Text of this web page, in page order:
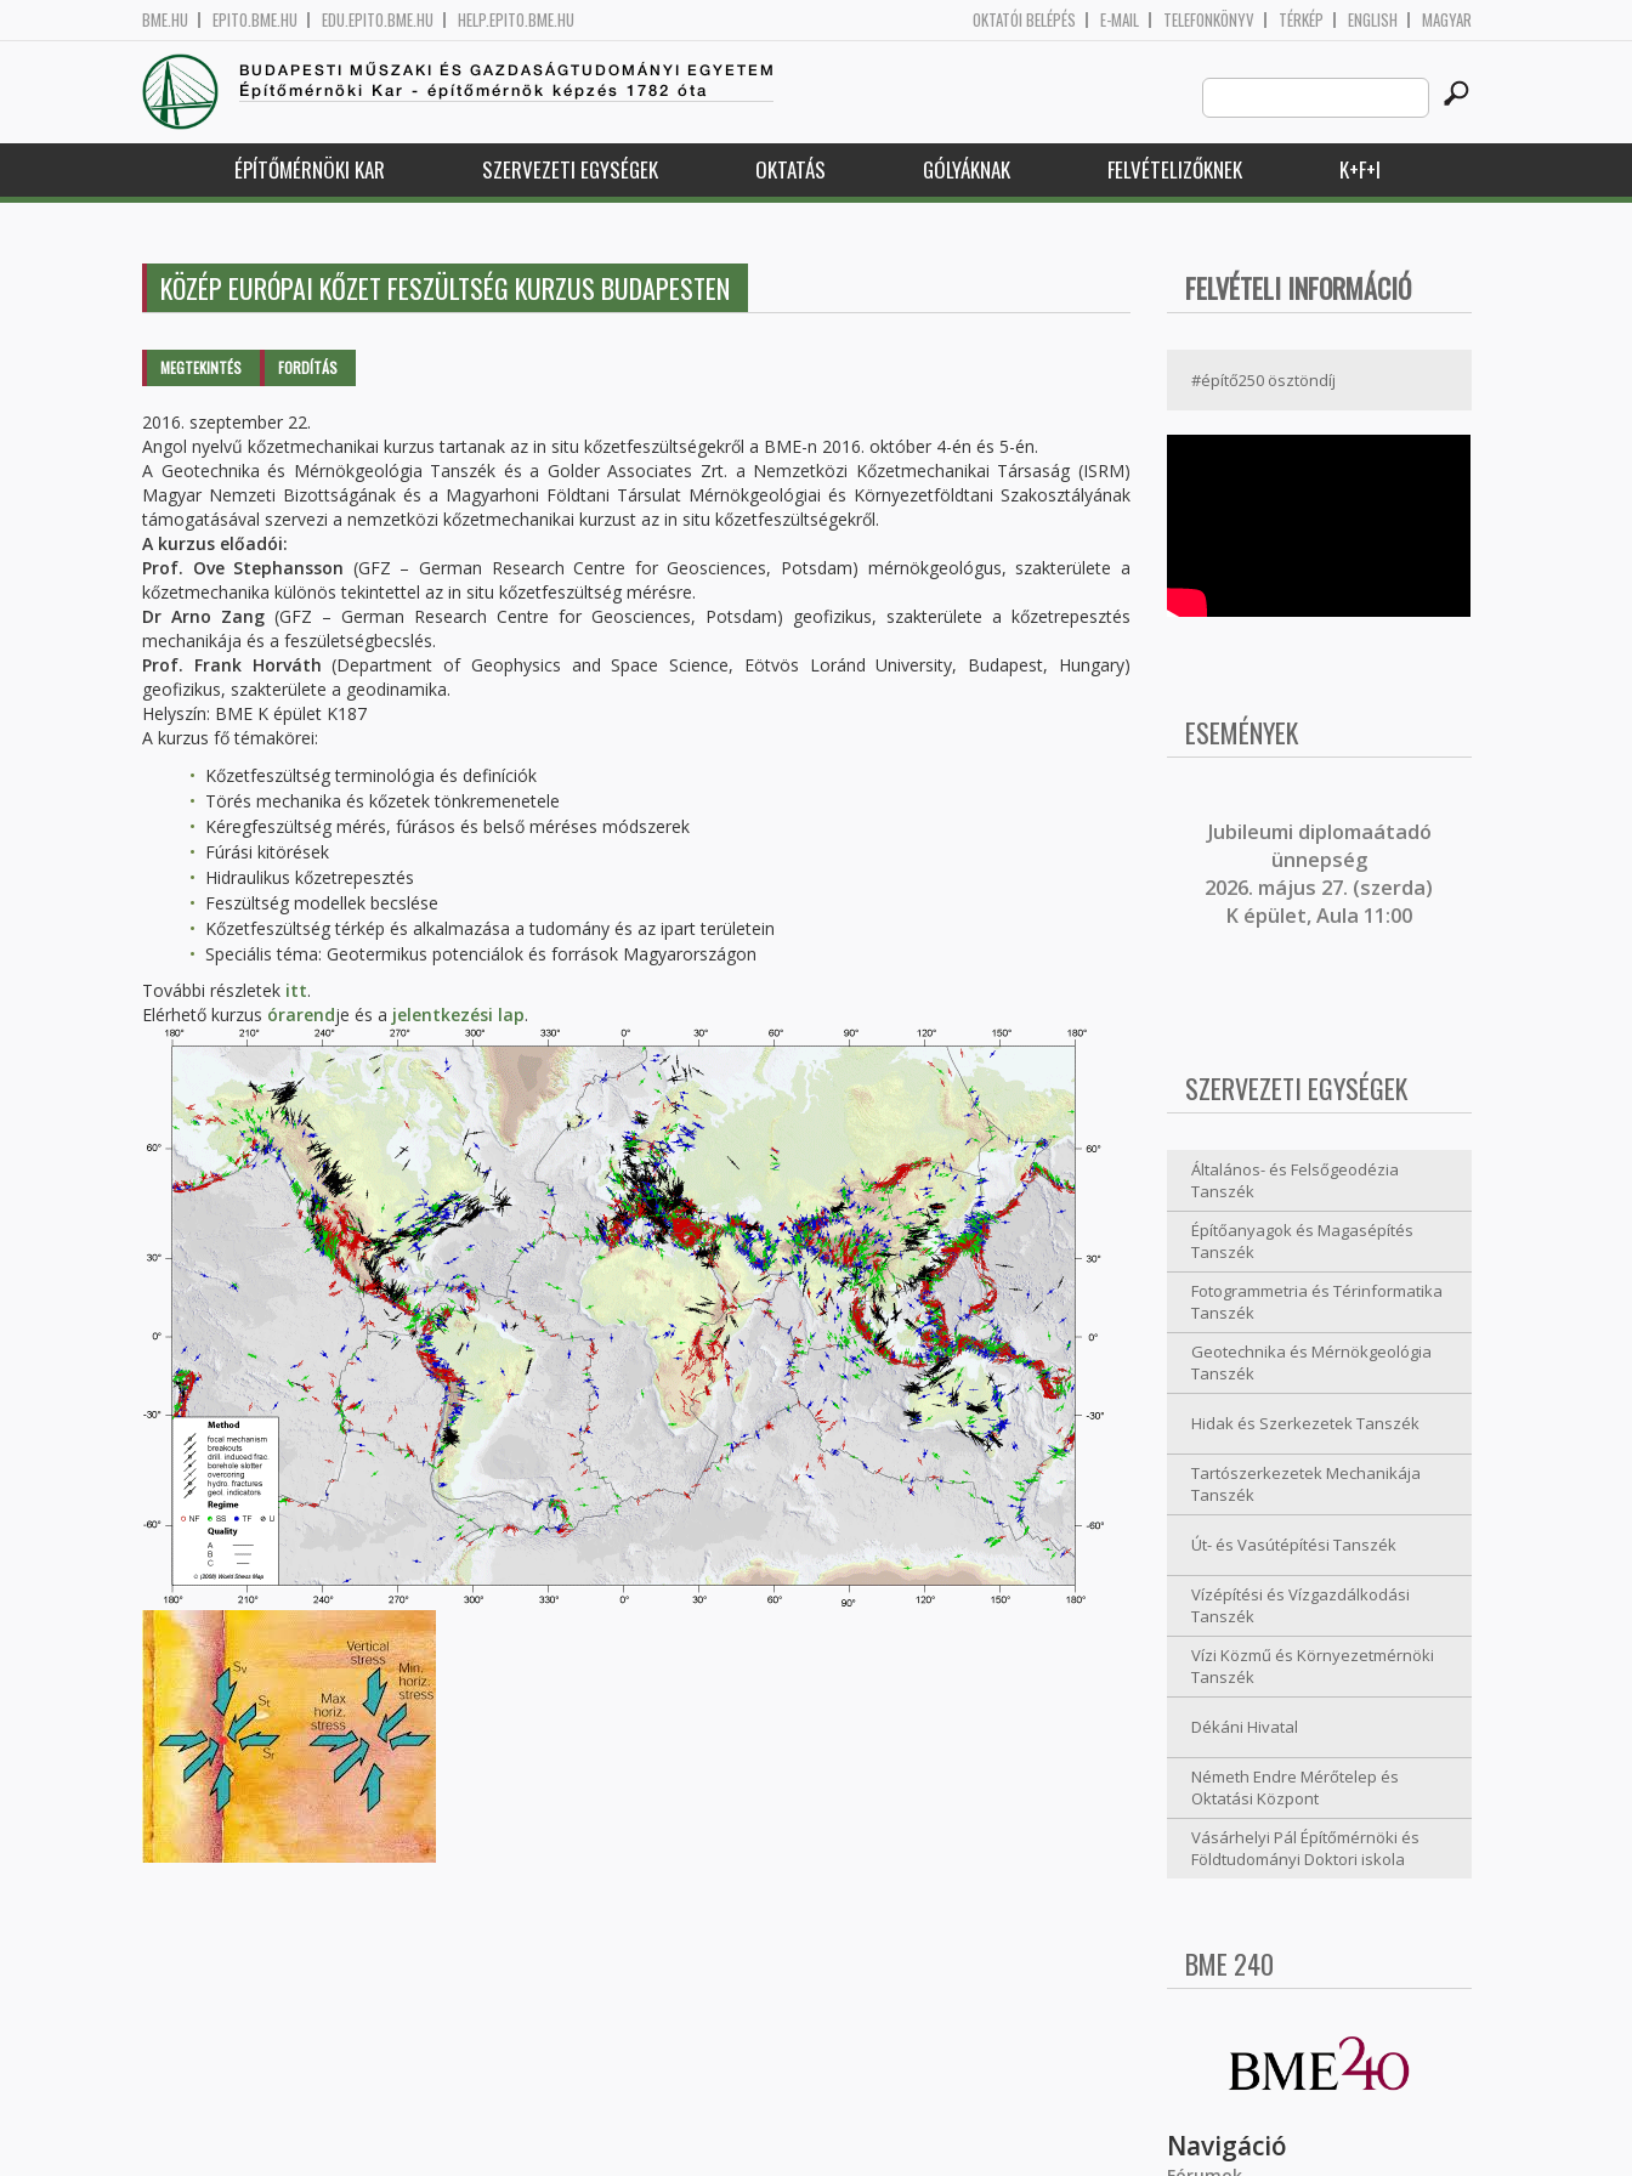
BME.HU EPITO.BME.HU EDU.EPITO.BME.HU HELP.EPITO.BME.HU OKTATÓI BELÉPÉS E-MAIL TELEFONKÖNYV TÉRKÉP ENGLISH MAGYAR
BUDAPESTI MŰSZAKI ÉS GAZDASÁGTUDOMÁNYI EGYETEM
Építőmérnöki Kar - építőmérnök képzés 1782 óta
Search
this
site
ÉPÍTŐMÉRNÖKI KAR SZERVEZETI EGYSÉGEK OKTATÁS GÓLYÁKNAK FELVÉTELIZŐKNEK K+F+I
KÖZÉP EURÓPAI KŐZET FESZÜLTSÉG KURZUS BUDAPESTEN
Elsődleges fülek
MEGTEKINTÉS (AKTÍVFORDÍTÁS
2016. szeptember 22.
Angol nyelvű kőzetmechanikai kurzus tartanak az in situ kőzetfeszültségekről a BME-n 2016. október 4-én és 5-én.
A Geotechnika és Mérnökgeológia Tanszék és a Golder Associates Zrt. a Nemzetközi Kőzetmechanikai Társaság (ISRM)
Magyar Nemzeti Bizottságának és a Magyarhoni Földtani Társulat Mérnökgeológiai és Környezetföldtani Szakosztályának
támogatásával szervezi a nemzetközi kőzetmechanikai kurzust az in situ kőzetfeszültségekről.
A kurzus előadói:
Prof. Ove Stephansson (GFZ – German Research Centre for Geosciences, Potsdam) mérnökgeológus, szakterülete a
kőzetmechanika különös tekintettel az in situ kőzetfeszültség mérésre.
Dr Arno Zang(GFZ – German Research Centre for Geosciences, Potsdam) geofizikus, szakterülete a kőzetrepesztés
mechanikája és a feszületségbecslés.
Prof. Frank Horváth (Department of Geophysics and Space Science, Eötvös Loránd University, Budapest, Hungary)
geofizikus, szakterülete a geodinamika.
Helyszín: BME K épület K187
A kurzus fő témakörei:
Kőzetfeszültség terminológia és definíciók
Törés mechanika és kőzetek tönkremenetele
Kéregfeszültség mérés, fúrásos és belső méréses módszerek
Fúrási kitörések
Hidraulikus kőzetrepesztés
Feszültség modellek becslése
Kőzetfeszültség térkép és alkalmazása a tudomány és az ipart területein
Speciális téma: Geotermikus potenciálok és források Magyarországon
További részletek itt.
Elérhető kurzus órarendje és a jelentkezési lap.
FELVÉTELI INFORMÁCIÓ
#építő250 ösztöndíj
ESEMÉNYEK
Jubileumi diplomaátadó
ünnepség
2026. május 27. (szerda)
K épület, Aula 11:00
SZERVEZETI EGYSÉGEK
Általános- és Felsőgeodézia
Tanszék
Építőanyagok és Magasépítés
Tanszék
Fotogrammetria és Térinformatika
Tanszék
Geotechnika és Mérnökgeológia
Tanszék
Hidak és Szerkezetek Tanszék
Tartószerkezetek Mechanikája
Tanszék
Út- és Vasútépítési Tanszék
Vízépítési és Vízgazdálkodási
Tanszék
Vízi Közmű és Környezetmérnöki
Tanszék
Dékáni Hivatal
Németh Endre Mérőtelep és
Oktatási Központ
Vásárhelyi Pál Építőmérnöki és
Földtudományi Doktori iskola
BME 240
Navigáció